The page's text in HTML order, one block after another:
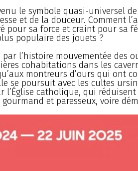
le symbole quasi-universel
et de la douceur. Comment
pour sa force et craint pour sa
populaire des jouets ?
par l’histoire mouvementée des
cohabitations dans les
montreurs d’ours qui ont
se poursuit avec les cultes
l’Église catholique, qui
et paresseux, voire